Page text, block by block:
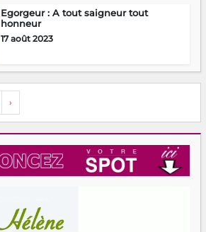
Egorgeur : A tout saigneur tout
honneur
17 août 2023
›